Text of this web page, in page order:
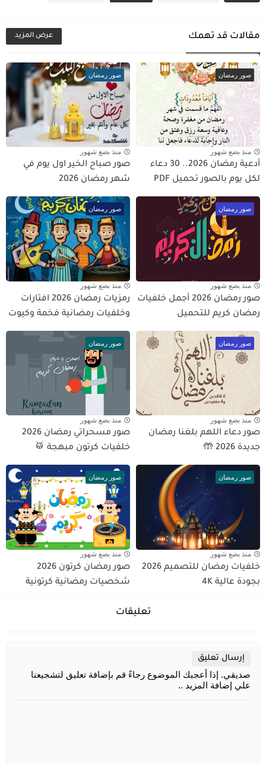
مقالات قد تهمك عرض المزيد
صور رمضان
منذ بضع شهور
أدعية رمضان 2026.. 30 دعاء
لكل يوم بالصور تحميل PDF
صور رمضان
منذ بضع شهور
صور صباح الخير اول يوم في
شهر رمضان 2026
صور رمضان
منذ بضع شهور
صور رمضان 2026 أجمل خلفيات
رمضان كريم للتحميل
صور رمضان
منذ بضع شهور
رمزيات رمضان 2026 افتارات
وخلفيات رمضانية فخمة وكيوت
صور رمضان
منذ بضع شهور
صور دعاء اللهم بلغنا رمضان
جديدة 2026 🤲
صور رمضان
منذ بضع شهور
صور مسحراتي رمضان 2026
خلفيات كرتون مبهجة 🥁
صور رمضان
منذ بضع شهور
خلفيات رمضان للتصميم 2026
بجودة عالية 4K
صور رمضان
منذ بضع شهور
صور رمضان كرتون 2026
شخصيات رمضانية كرتونية
تعليقات
إرسال تعليق
صديقي. إذا أعجبك الموضوع رجاءً قم بإضافة تعليق لتشجيعنا
علي إضافة المزيد ..